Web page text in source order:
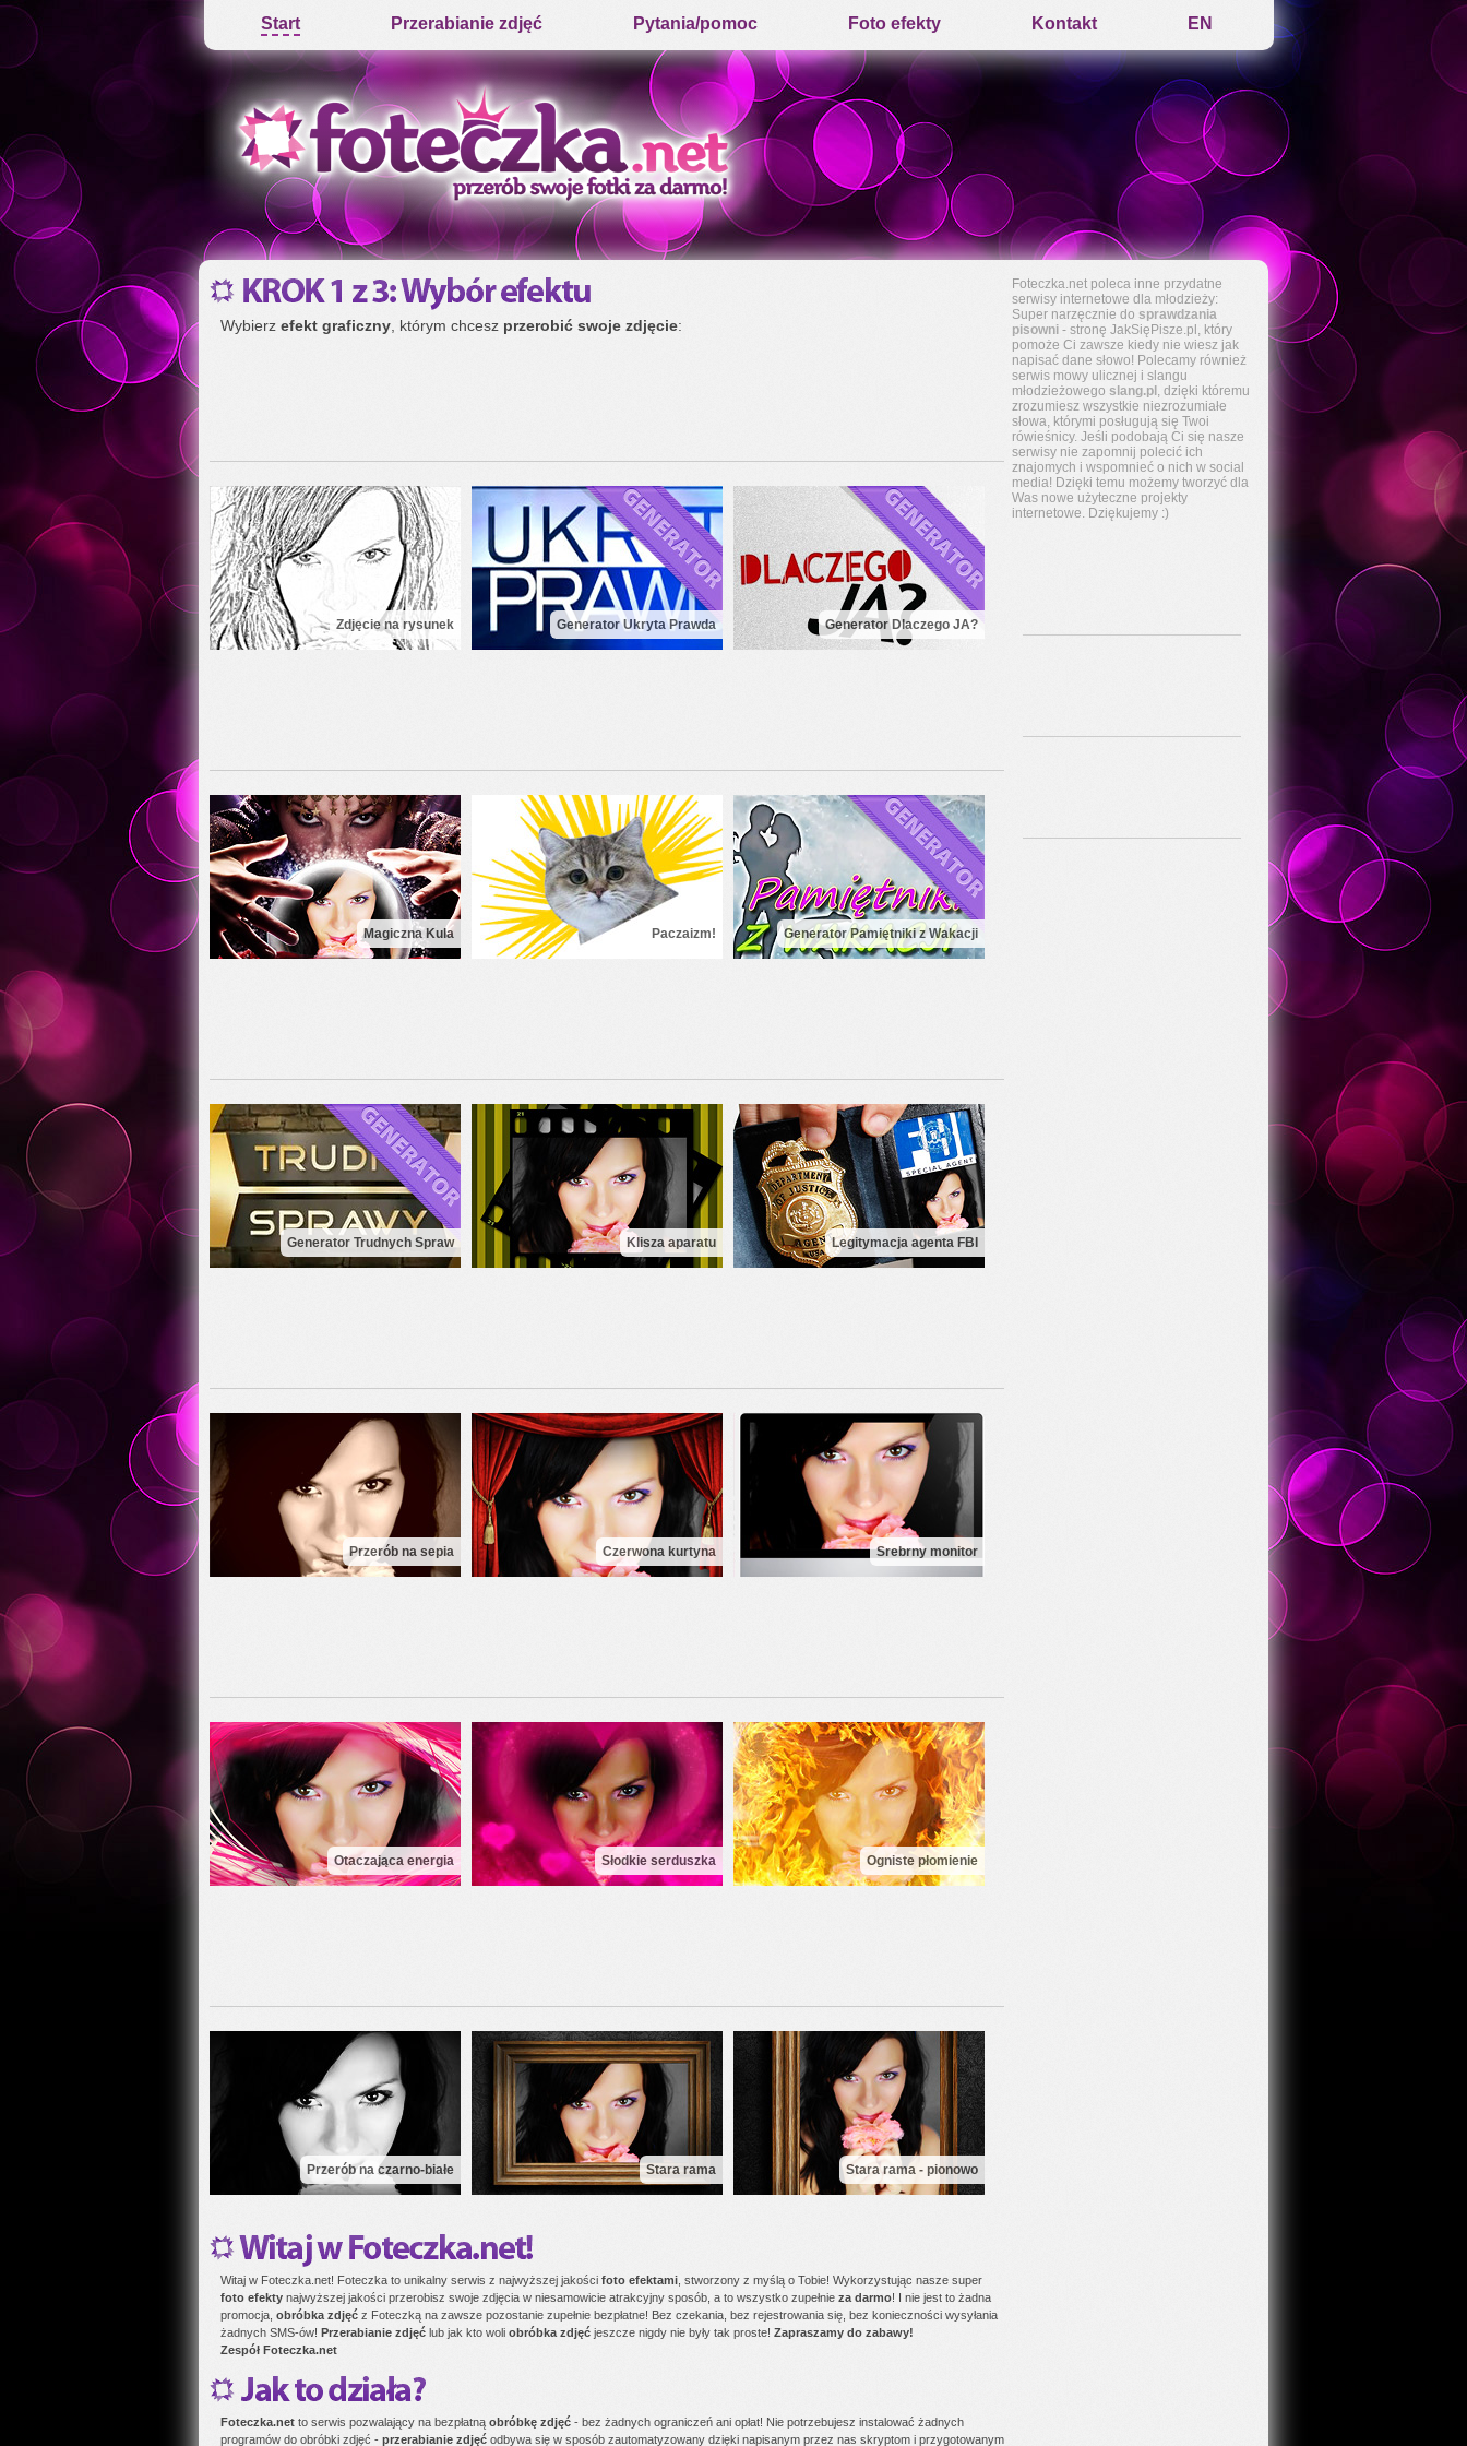
Start Przerabianie zdjęć Pytania/pomoc Foto efekty Kontakt EN
Wybierz efekt graficzny , którym chcesz przerobić swoje zdjęcie:
Zdjęcie na rysunek Generator Ukryta Prawda Generator Dlaczego JA?
Magiczna Kula Paczaizm! Generator Pamiętniki z Wakacji
Generator Trudnych Spraw Klisza aparatu Legitymacja agenta FBI
Przerób na sepia Czerwona kurtyna Srebrny monitor
Otaczająca energia Słodkie serduszka Ogniste płomienie
Przerób na czarno-białe Stara rama Stara rama - pionowo
Witaj w Foteczka.net! Foteczka to unikalny serwis z najwyższej jakości foto efektami , stworzony z myślą o Tobie! Wykorzystując nasze super
foto efekty najwyższej jakości przerobisz swoje zdjęcia w niesamowicie atrakcyjny sposób, a to wszystko zupełnie za darmo! I nie jest to żadna
promocja, obróbka zdjęć z Foteczką na zawsze pozostanie zupełnie bezpłatne! Bez czekania, bez rejestrowania się, bez konieczności wysyłania
żadnych SMS-ów! Przerabianie zdjęć lub jak kto woli obróbka zdjęć jeszcze nigdy nie były tak proste! Zapraszamy do zabawy!
Zespół Foteczka.net
Foteczka.net to serwis pozwalający na bezpłatną obróbkę zdjęć - bez żadnych ograniczeń ani opłat! Nie potrzebujesz instalować żadnych
programów do obróbki zdjęć - przerabianie zdjęć odbywa się w sposób zautomatyzowany dzięki napisanym przez nas skryptom i przygotowanym
Foteczka.net poleca inne przydatne
serwisy internetowe dla młodzieży:
Super narzęcznie do sprawdzania
pisowni - stronę JakSięPisze.pl, który
pomoże Ci zawsze kiedy nie wiesz jak
napisać dane słowo! Polecamy również
serwis mowy ulicznej i slangu
młodzieżowego slang.pl , dzięki któremu
zrozumiesz wszystkie niezrozumiałe
słowa, którymi posługują się Twoi
rówieśnicy. Jeśli podobają Ci się nasze
serwisy nie zapomnij polecić ich
znajomych i wspomnieć o nich w social
media! Dzięki temu możemy tworzyć dla
Was nowe użyteczne projekty
internetowe. Dziękujemy :)